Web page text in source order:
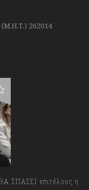
(Μ.Η.Τ.) 262014
επιτέλους η